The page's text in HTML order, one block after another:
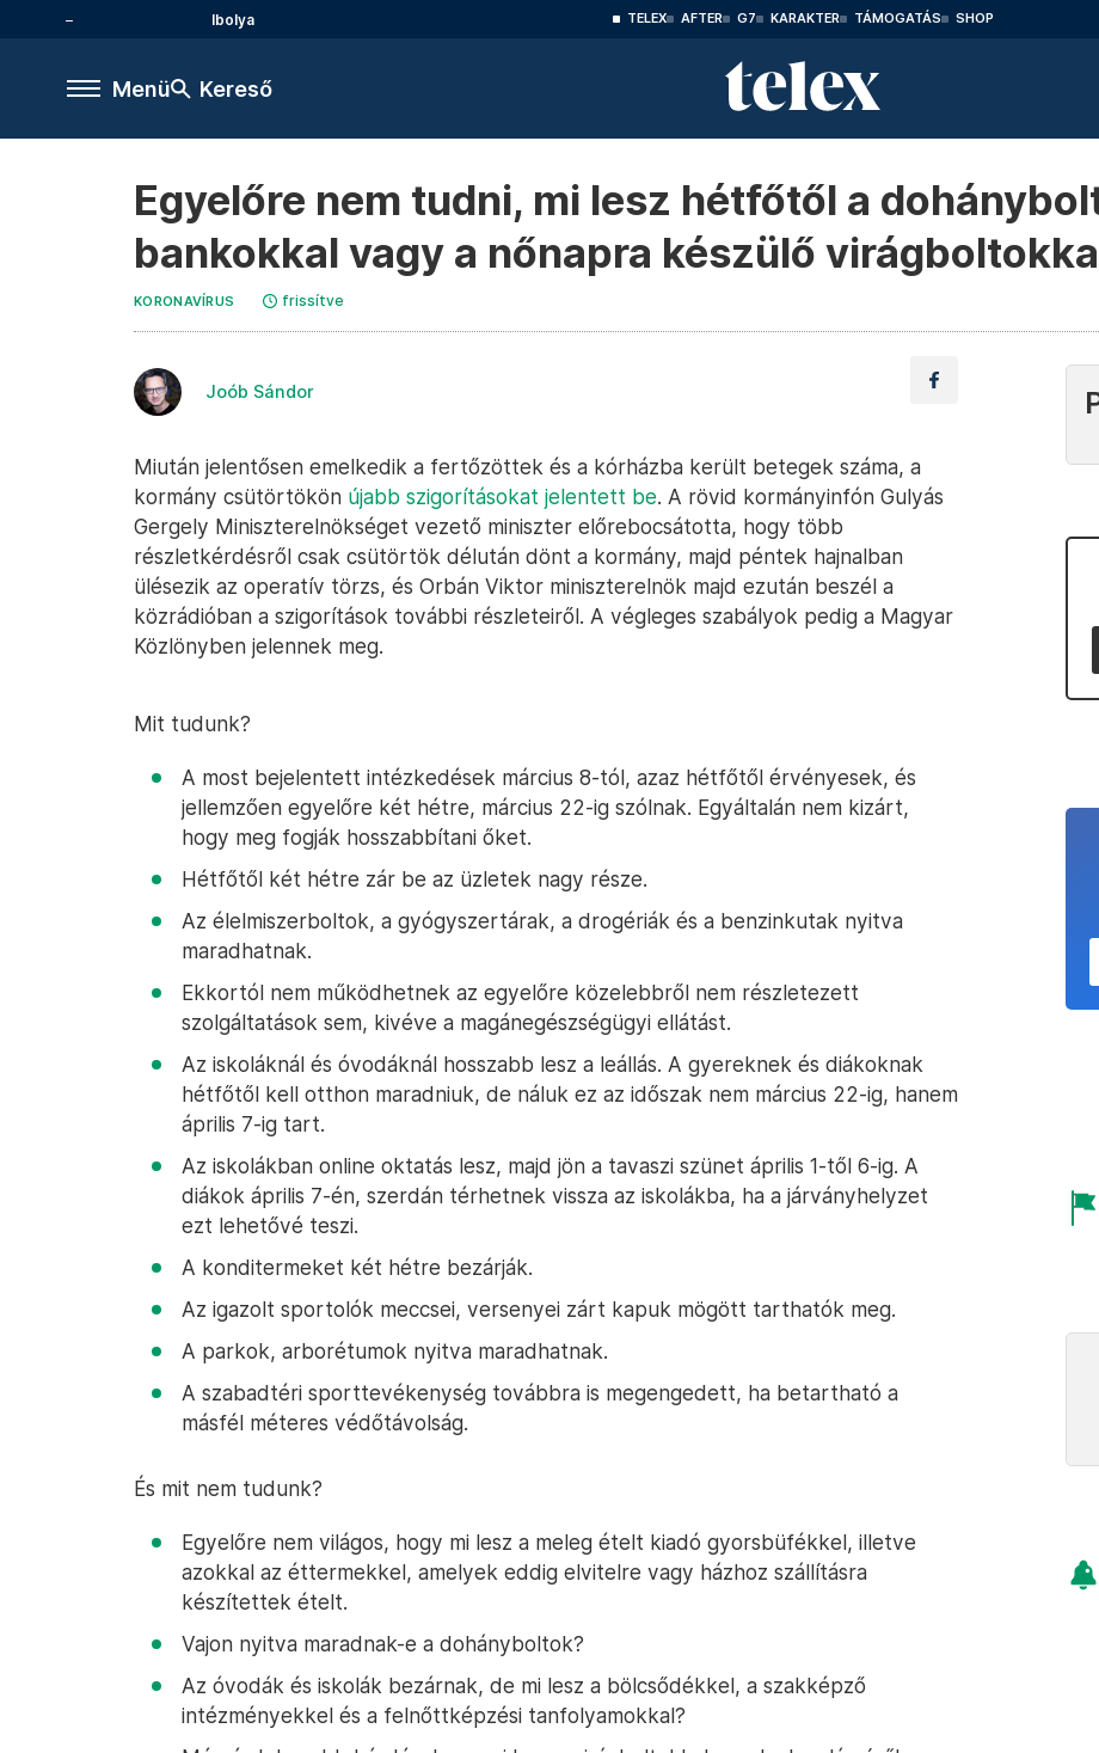
Ibolya TELEX AFTER G7 KARAKTER TÁMOGATÁS SHOP
Menü Kereső
Egyelőre nem tudni, mi lesz hétfőtől a
bankokkal vagy a nőnapra készülő
KORONAVÍRUS frissítve
Joób Sándor
Miután jelentősen emelkedik a fertőzöttek és a kórházba került betegek száma, a
kormány csütörtökön újabb szigorításokat jelentett be. A rövid kormányinfón Gulyás
Gergely Miniszterelnökséget vezető miniszter előrebocsátotta, hogy több
részletkérdésről csak csütörtök délután dönt a kormány, majd péntek hajnalban
ülésezik az operatív törzs, és Orbán Viktor miniszterelnök majd ezután beszél a
közrádióban a szigorítások további részleteiről. A végleges szabályok pedig a Magyar
Közlönyben jelennek meg.
Mit tudunk?
A most bejelentett intézkedések március 8-tól, azaz hétfőtől érvényesek, és
jellemzően egyelőre két hétre, március 22-ig szólnak. Egyáltalán nem kizárt,
hogy meg fogják hosszabbítani őket.
Hétfőtől két hétre zár be az üzletek nagy része.
Az élelmiszerboltok, a gyógyszertárak, a drogériák és a benzinkutak nyitva
maradhatnak.
Ekkortól nem működhetnek az egyelőre közelebbről nem részletezett
szolgáltatások sem, kivéve a magánegészségügyi ellátást.
Az iskoláknál és óvodáknál hosszabb lesz a leállás. A gyereknek és diákoknak
hétfőtől kell otthon maradniuk, de náluk ez az időszak nem március 22-ig, hanem
április 7-ig tart.
Az iskolákban online oktatás lesz, majd jön a tavaszi szünet április 1-től 6-ig. A
diákok április 7-én, szerdán térhetnek vissza az iskolákba, ha a járványhelyzet
ezt lehetővé teszi.
A konditermeket két hétre bezárják.
Az igazolt sportolók meccsei, versenyei zárt kapuk mögött tarthatók meg.
A parkok, arborétumok nyitva maradhatnak.
A szabadtéri sporttevékenység továbbra is megengedett, ha betartható a
másfél méteres védőtávolság.
És mit nem tudunk?
Egyelőre nem világos, hogy mi lesz a meleg ételt kiadó gyorsbüfékkel, illetve
azokkal az éttermekkel, amelyek eddig elvitelre vagy házhoz szállításra
készítettek ételt.
Vajon nyitva maradnak-e a dohányboltok?
Az óvodák és iskolák bezárnak, de mi lesz a bölcsődékkel, a szakképző
intézményekkel és a felnőttképzési tanfolyamokkal?